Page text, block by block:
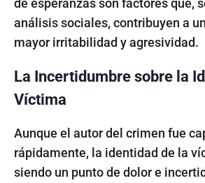
de esperanzas son factores que,
análisis sociales, contribuyen a
mayor irritabilidad y agresividad.
La Incertidumbre sobre la
Víctima
Aunque el autor del crimen fue
rápidamente, la identidad de la
siendo un punto de dolor e